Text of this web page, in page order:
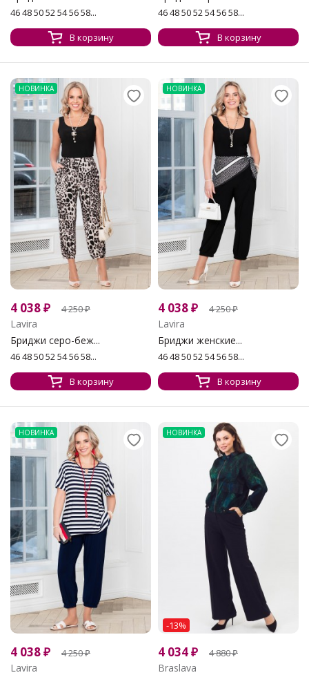
46 48 50 52 54 56 58...
В корзину
46 48 50 52 54 56 58...
В корзину
НОВИНКА
4 038₽ 4 250₽
Lavira
Бриджи серо-беж...
46 48 50 52 54 56 58...
В корзину
НОВИНКА
4 038₽ 4 250₽
Lavira
Бриджи женские...
46 48 50 52 54 56 58...
В корзину
НОВИНКА
4 038₽ 4 250₽
Lavira
НОВИНКА
-13%
4 034₽ 4 880₽
Braslava